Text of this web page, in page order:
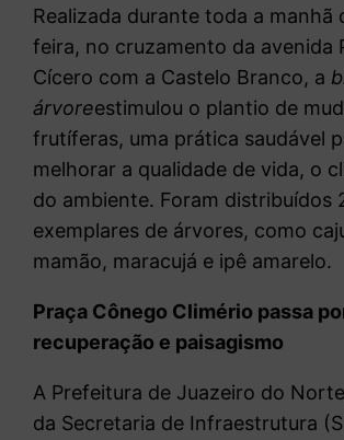
Realizada durante toda a manhã
feira, no cruzamento da avenida
Cícero com a Castelo Branco, a
árvoreestimulou o plantio de
frutíferas, uma prática saudável
melhorar a qualidade de vida, o
do ambiente. Foram distribuídos
exemplares de árvores, como
mamão, maracujá e ipê amarelo.
Praça Cônego Climério passa
recuperação e paisagismo
A Prefeitura de Juazeiro do
da Secretaria de Infraestrutura